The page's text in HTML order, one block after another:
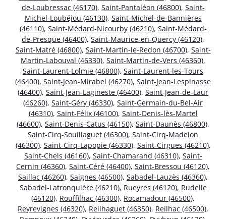
de-Loubressac (46170), Saint-Pantaléon (46800), Saint-
Michel-Loubéjou (46130), Saint-Michel-de-Bannières
(46110), Saint-Médard-Nicourby (46210), Saint-Médard-
de-Presque (46400), Saint-Maurice-en-Quercy (46120),
Saint-Matré (46800), Saint-Martin-le-Redon (46700), Saint-
Martin-Labouval (46330), Saint-Martin-de-Vers (46360),
Saint-Laurent-Lolmie (46800), Saint-Laurent-les-Tours
(46400), Saint-Jean-Mirabel (46270), Saint-Jean-Lespinasse
(46400), Saint-Jean-Lagineste (46400), Saint-Jean-de-Laur
(46260), Saint-Géry (46330), Saint-Germain-du-Bel-Air
(46310), Saint-Félix (46100), Saint-Denis-lès-Martel
(46600), Saint-Denis-Catus (46150), Saint-Daunès (46800),
Saint-Cirq-Souillaguet (46300), Saint-Cirq-Madelon
(46300), Saint-Cirq-Lapopie (46330), Saint-Cirgues (46210),
Saint-Chels (46160), Saint-Chamarand (46310), Saint-
Cernin (46360), Saint-Céré (46400), Saint-Bressou (46120),
Saillac (46260), Saignes (46500), Sabadel-Lauzès (46360),
Sabadel-Latronquière (46210), Rueyres (46120), Rudelle
(46120), Rouffilhac (46300), Rocamadour (46500),
Reyrevignes (46320), Reilhaguet (46350), Reilhac (46500),